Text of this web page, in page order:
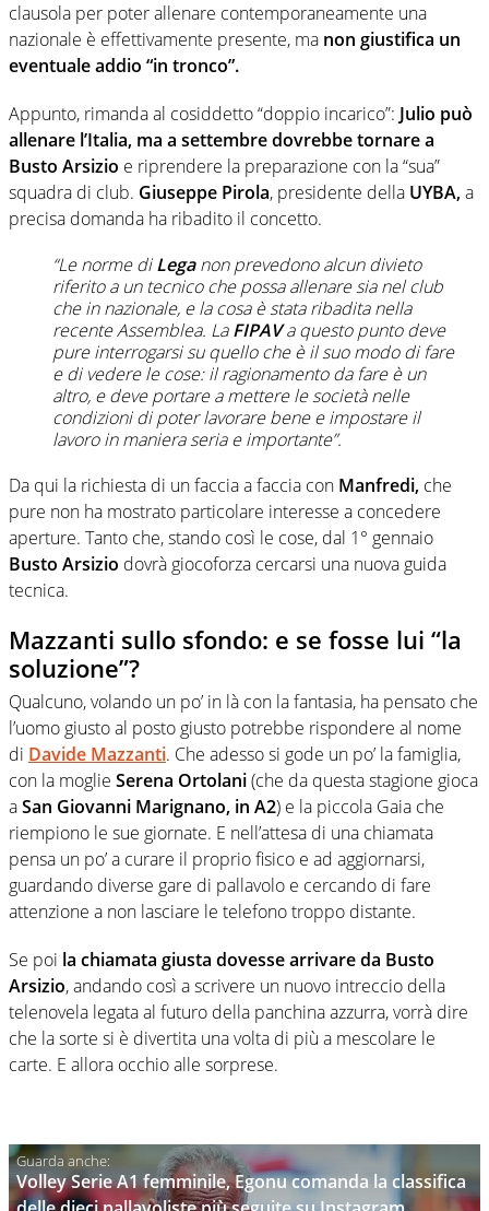
clausola per poter allenare contemporaneamente una
nazionale è effettivamente presente, ma non giustifica un
eventuale addio “in tronco”.
Appunto, rimanda al cosiddetto “doppio incarico”: Julio può
allenare l’Italia, ma a settembre dovrebbe tornare a
Busto Arsizio e riprendere la preparazione con la “sua”
squadra di club. Giuseppe Pirola, presidente della UYBA,a
precisa domanda ha ribadito il concetto.
“Le norme diLeganon prevedono alcun divieto
riferito a un tecnico che possa allenare sia nel club
che in nazionale, e la cosa è stata ribadita nella
recente Assemblea. LaFIPAVa questo punto deve
pure interrogarsi su quello che è il suo modo di fare
e di vedere le cose: il ragionamento da fare è un
altro, e deve portare a mettere le società nelle
condizioni di poter lavorare bene e impostare il
lavoro in maniera seria e importante”.
Da qui la richiesta di un faccia a faccia con Manfredi, che
pure non ha mostrato particolare interesse a concedere
aperture. Tanto che, stando così le cose, dal 1° gennaio
Busto Arsizio dovrà giocoforza cercarsi una nuova guida
tecnica.
Mazzanti sullo sfondo: e se fosse lui “la
soluzione”?
Qualcuno, volando un po’ in là con la fantasia, ha pensato che
l’uomo giusto al posto giusto potrebbe rispondere al nome
di Davide Mazzanti. Che adesso si gode un po’ la famiglia,
con la moglie Serena Ortolani(che da questa stagione gioca
aSan Giovanni Marignano, in A2) e la piccola Gaia che
riempiono le sue giornate. E nell’attesa di una chiamata
pensa un po’ a curare il proprio fisico e ad aggiornarsi,
guardando diverse gare di pallavolo e cercando di fare
attenzione a non lasciare le telefono troppo distante.
Se poi la chiamata giusta dovesse arrivare da Busto
Arsizio, andando così a scrivere un nuovo intreccio della
telenovela legata al futuro della panchina azzurra, vorrà dire
che la sorte si è divertita una volta di più a mescolare le
carte. E allora occhio alle sorprese.
Volley Serie A1 femminile, Egonu comanda la classifica